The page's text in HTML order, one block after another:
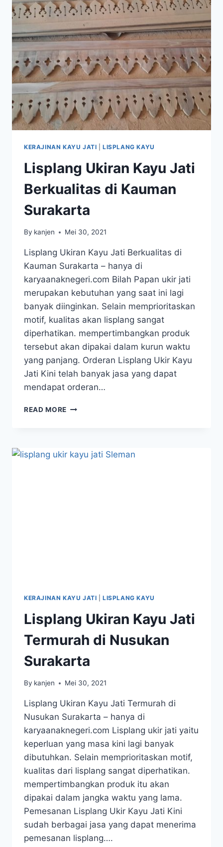
KERAJINAN KAYU JATI |LISPLANG KAYU
Lisplang Ukiran Kayu Jati
Berkualitas di Kauman
Surakarta
By kanjen Mei 30, 2021
Lisplang Ukiran Kayu Jati Berkualitas di
Kauman Surakarta – hanya di
karyaanaknegeri.com Bilah Papan ukir jati
merupakan kebutuhan yang saat ini lagi
banyak diinginkan. Selain memprioritaskan
motif, kualitas akan lisplang sangat
diperhatikan. mempertimbangkan produk
tersebut akan dipakai dalam kurun waktu
yang panjang. Orderan Lisplang Ukir Kayu
Jati Kini telah banyak jasa yang dapat
mendapat orderan…
READ MORE
KERAJINAN KAYU JATI |LISPLANG KAYU
Lisplang Ukiran Kayu Jati
Termurah di Nusukan
Surakarta
By kanjen Mei 30, 2021
Lisplang Ukiran Kayu Jati Termurah di
Nusukan Surakarta – hanya di
karyaanaknegeri.com Lisplang ukir jati yaitu
keperluan yang masa kini lagi banyak
dibutuhkan. Selain memprioritaskan motif,
kualitas dari lisplang sangat diperhatikan.
mempertimbangkan produk itu akan
dipakai dalam jangka waktu yang lama.
Pemesanan Lisplang Ukir Kayu Jati Kini
sudah berbagai jasa yang dapat menerima
pemesanan lisplang….